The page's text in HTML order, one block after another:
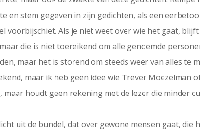
stem gegeven in zijn gedichten, als een
Als je niet weet over wie het gaat,
die is niet toereikend om alle genoemde
maar het is storend om steeds weer van alles te
maar ik heb geen idee wie Trever Moezelman
houdt geen rekening met de lezer die minder
uit de bundel, dat over gewone mensen gaat, die